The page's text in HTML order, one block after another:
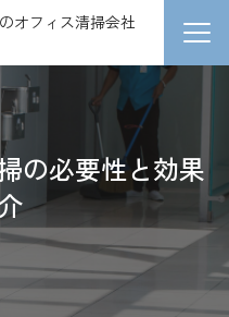
オフィス清掃会社
の必要性と効果